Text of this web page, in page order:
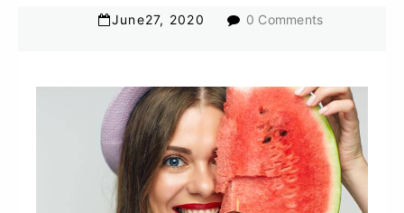
June27, 2020 0 Comments